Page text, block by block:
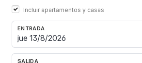
Incluir apartamentos y casas
ENTRADA
SALIDA